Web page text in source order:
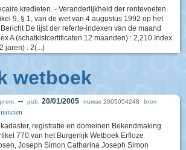
kredieten. - Veranderlijkheid der rentevoeten.
9, § 1, van de wet van 4 augustus 1992 op het
De lijst der referte-indexen van de maand
A (schatkistcertificaten 12 maanden) : 2,210 Index
jaren) : 2(...)
wetboek
prom. -- pub. 20/01/2005 numac 2005054248 bron
registratie en domeinen Bekendmaking
770 van het Burgerlijk Wetboek Erfloze
Joseph Simon Catharina Joseph Simon